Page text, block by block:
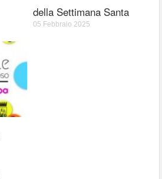
della Settimana Santa
05 Febbraio 2025